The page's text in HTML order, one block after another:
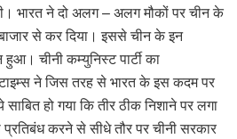
भारत ने दो अलग – अलग मौकों पर चीन के
से कर दिया। इससे चीन के इन
चीनी कम्युनिस्ट पार्टी का
ने जिस तरह से भारत के इस कदम पर
हो गया कि तीर ठीक निशाने पर लगा
करने से सीधे तौर पर चीनी सरकार